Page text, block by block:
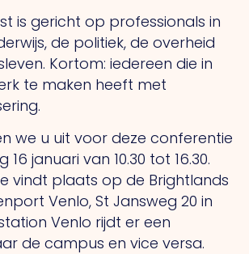
is gericht op professionals in
de politiek, de overheid
Kortom: iedereen die in
te maken heeft met
we u uit voor deze conferentie
januari van 10.30 tot 16.30.
vindt plaats op de Brightlands
Venlo, St Jansweg 20 in
Venlo rijdt er een
de campus en vice versa.